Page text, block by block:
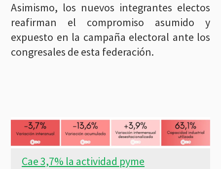
Asimismo, los nuevos integrantes electos
reafirman el compromiso asumido y
expuesto en la campaña electoral ante los
congresales de esta federación.
Cae 3,7% la actividad pyme